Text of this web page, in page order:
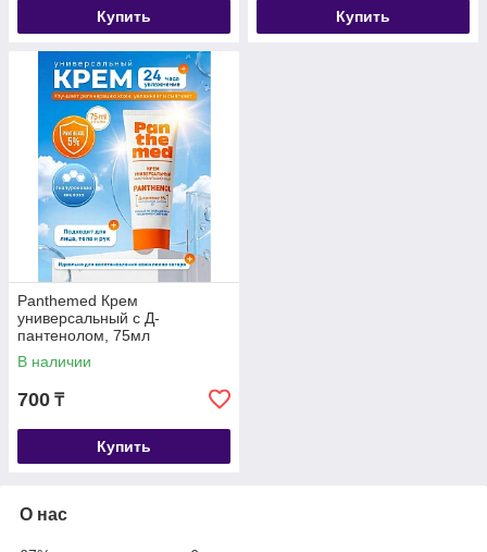
Купить Купить
Panthemed Крем
универсальный с Д-
пантенолом, 75мл
В наличии
700 ₸
Купить
О нас